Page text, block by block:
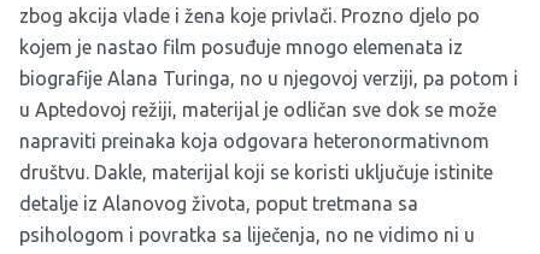
zbog akcija vlade i žena koje privlači. Prozno djelo po
kojem je nastao film posuđuje mnogo elemenata iz
biografije Alana Turinga, no u njegovoj verziji, pa potom i
u Aptedovoj režiji, materijal je odličan sve dok se može
napraviti preinaka koja odgovara heteronormativnom
društvu. Dakle, materijal koji se koristi uključuje istinite
detalje iz Alanovog života, poput tretmana sa
psihologom i povratka sa liječenja, no ne vidimo ni u